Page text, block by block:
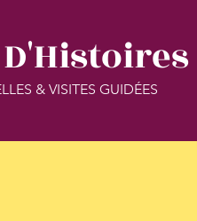
& VISITES GUIDÉES